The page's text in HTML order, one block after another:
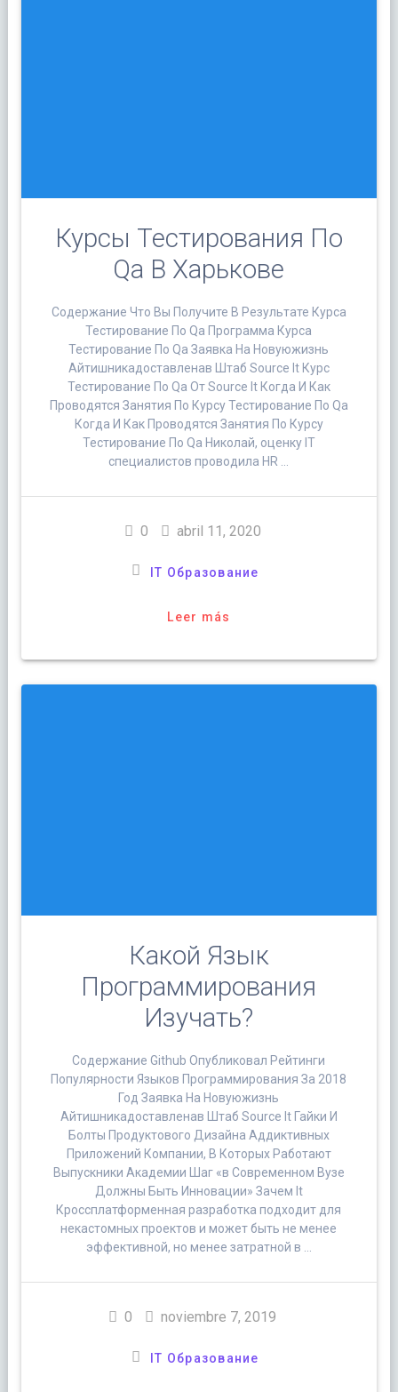
Курсы Тестирования По
Qa В Харькове
Содержание Что Вы Получите В Результате Курса
Тестирование По Qa Программа Курса
Тестирование По Qa Заявка На Новуюжизнь
Айтишникадоставленав Штаб Source It Курс
Тестирование По Qa От Source It Когда И Как
Проводятся Занятия По Курсу Тестирование По Qa
Когда И Как Проводятся Занятия По Курсу
Тестирование По Qa Николай, оценку IT
специалистов проводила HR …
0 abril 11, 2020
IT Образование
Leer más
Какой Язык
Программирования
Изучать?
Содержание Github Опубликовал Рейтинги
Популярности Языков Программирования За 2018
Год Заявка На Новуюжизнь
Айтишникадоставленав Штаб Source It Гайки И
Болты Продуктового Дизайна Аддиктивных
Приложений Компании, В Которых Работают
Выпускники Академии Шаг «в Современном Вузе
Должны Быть Инновации» Зачем It
Кроссплатформенная разработка подходит для
некастомных проектов и может быть не менее
эффективной, но менее затратной в …
0 noviembre 7, 2019
IT Образование